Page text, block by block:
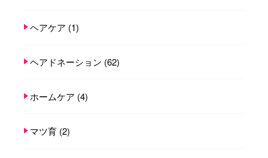
ヘアケア (1)
ヘアドネーション (62)
ホームケア (4)
マツ育 (2)